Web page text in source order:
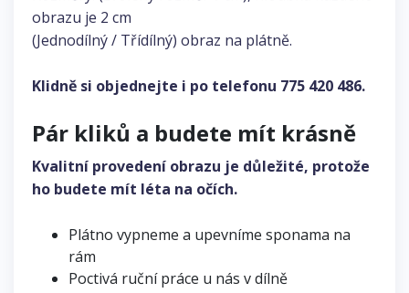
obrazu je 2 cm
(Jednodílný / Třídílný) obraz na plátně.
Klidně si objednejte i po telefonu 775 420 486.
Pár kliků a budete mít krásně
Kvalitní provedení obrazu je důležité, protože
ho budete mít léta na očích.
Plátno vypneme a upevníme sponama na
rám
Poctivá ruční práce u nás v dílně